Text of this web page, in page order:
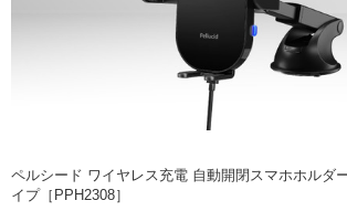
ペルシード ワイヤレス充電 自動開閉スマホホルダ
イプ［PPH2308］